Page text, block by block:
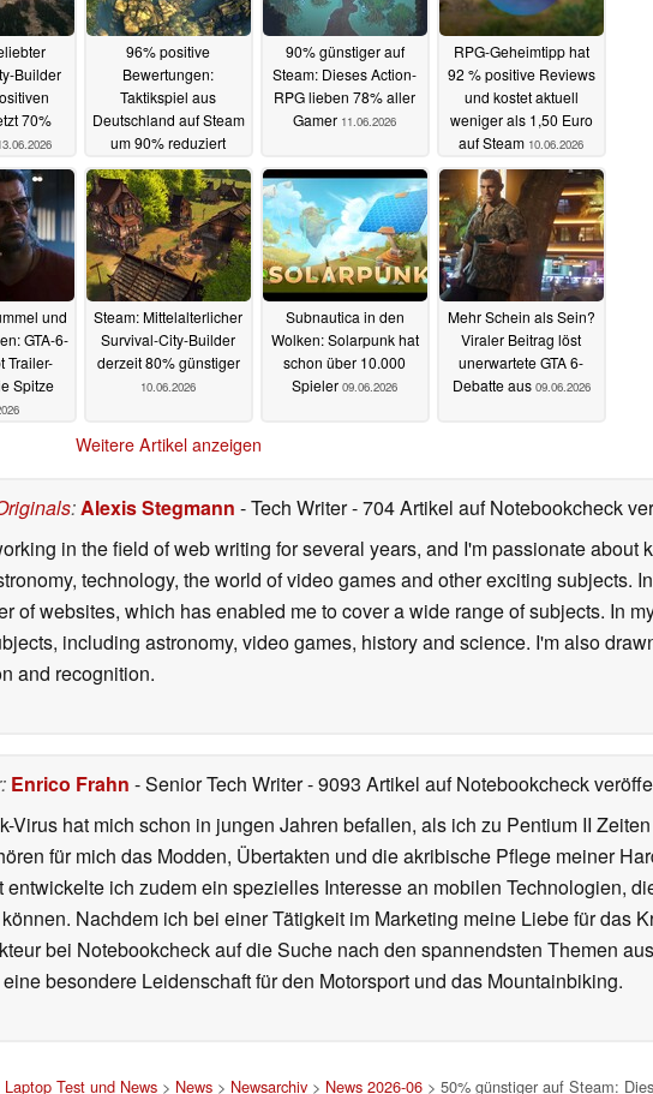
Builder
70%
96% positive
Bewertungen:
Taktikspiel aus
Deutschland auf Steam
um 90% reduziert
12.06.2026
90% günstiger auf
Steam: Dieses Action-
RPG lieben 78% aller
Gamer 11.06.2026
RPG-Geheimtipp hat
92 % positive Reviews
und kostet aktuell
weniger als 1,50 Euro
auf Steam 10.06.2026
und
GTA-6-
Trailer-
Spitze
Steam: Mittelalterlicher
Survival-City-Builder
derzeit 80% günstiger
10.06.2026
Subnautica in den
Wolken: Solarpunk hat
schon über 10.000
Spieler 09.06.2026
Mehr Schein als Sein?
Viraler Beitrag löst
unerwartete GTA 6-
Debatte aus 09.06.2026
Weitere Artikel anzeigen
:Alexis Stegmann - Tech Writer- 704 Artikel auf Notebookcheck
in the field of web writing for several years, and I'm passionate about
technology, the world of video games and other exciting subjects.
of websites, which has enabled me to cover a wide range of subjects. In
including astronomy, video games, history and science. I'm also
and recognition.
Enrico Frahn - Senior Tech Writer- 9093 Artikel auf Notebookcheck
Virus hat mich schon in jungen Jahren befallen, als ich zu Pentium II
für mich das Modden, Übertakten und die akribische Pflege meiner
entwickelte ich zudem ein spezielles Interesse an mobilen Technologien,
Nachdem ich bei einer Tätigkeit im Marketing meine Liebe für das
bei Notebookcheck auf die Suche nach den spannendsten Themen
besondere Leidenschaft für den Motorsport und das Mountainbiking.
Test und News > News > Newsarchiv > News 2026-06 > 50% günstiger auf Steam: